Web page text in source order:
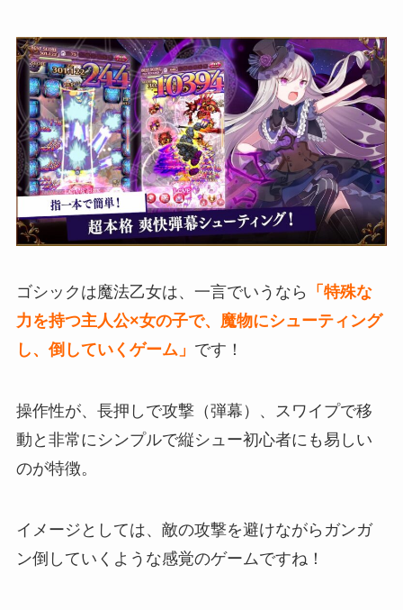
ゴシックは魔法乙女は、一言でいうなら
「特殊な
力を持つ主人公×女の子で、魔物にシューティング
し、倒していくゲーム」 です！
操作性が、長押しで攻撃（弾幕）、スワイプで移
動と非常にシンプルで縦シュー初心者にも易しい
のが特徴。
イメージとしては、敵の攻撃を避けながらガンガ
ン倒していくような感覚のゲームですね！